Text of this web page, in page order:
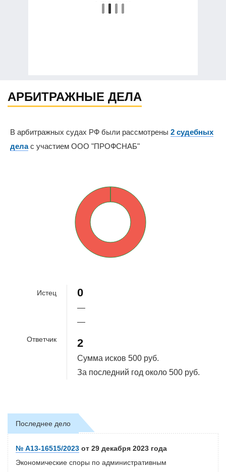
АРБИТРАЖНЫЕ ДЕЛА
В арбитражных судах РФ были рассмотрены 2 судебных
делас участием ООО "ПРОФСНАБ"
Истец
Ответчик
0
—
—
2
Сумма исков 500 руб.
За последний год около500 руб.
Последнее дело
№ А13-16515/2023 от 29 декабря 2023 года
Экономические споры по административным